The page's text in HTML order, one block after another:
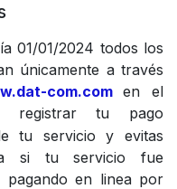
01/01/2024 todos los
únicamente a través
com.comen el
tu pago
tu servicio y evitas
si tu servicio fue
pagando en linea por